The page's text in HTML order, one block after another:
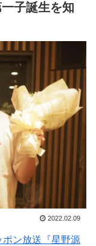
子誕生を知
2022.02.09
ポン放送『星野源